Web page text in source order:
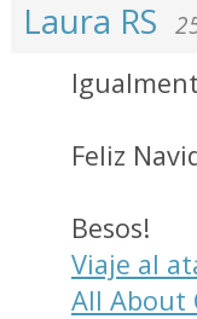
Laura RS
Feliz
Besos!
Viaje al
All About